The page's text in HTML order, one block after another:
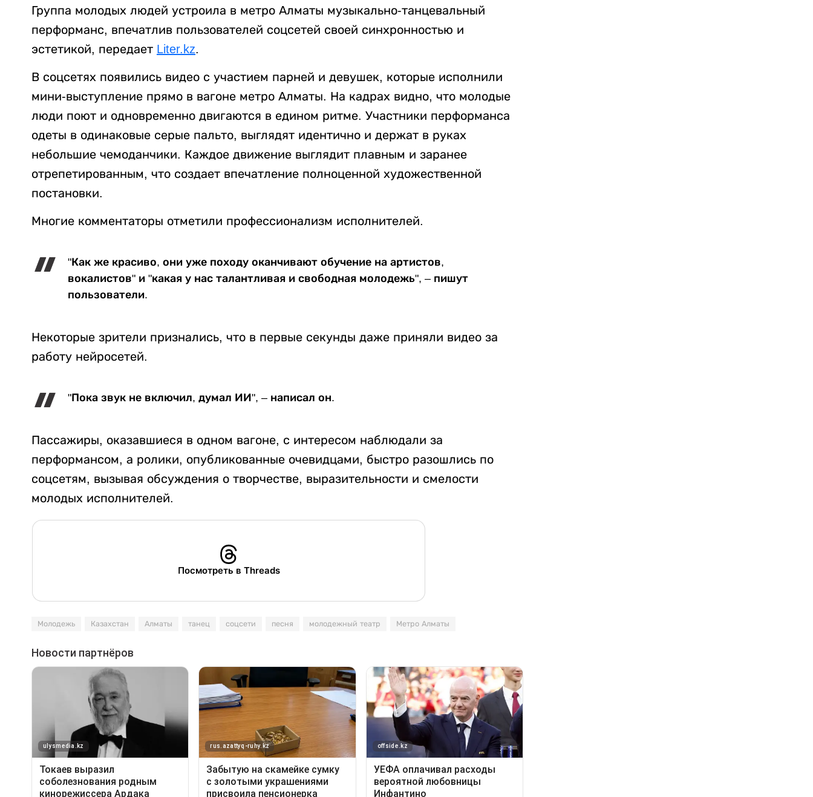
Группа молодых людей устроила в метро Алматы музыкально-танцевальный
перформанс, впечатлив пользователей соцсетей своей синхронностью и
эстетикой, передает Liter.kz.
В соцсетях появились видео с участием парней и девушек, которые исполнили
мини-выступление прямо в вагоне метро Алматы. На кадрах видно, что молодые
люди поют и одновременно двигаются в едином ритме. Участники перформанса
одеты в одинаковые серые пальто, выглядят идентично и держат в руках
небольшие чемоданчики. Каждое движение выглядит плавным и заранее
отрепетированным, что создает впечатление полноценной художественной
постановки.
Многие комментаторы отметили профессионализм исполнителей.
"Как же красиво, они уже походу оканчивают обучение на артистов,
вокалистов" и "какая у нас талантливая и свободная молодежь", – пишут
пользователи.
Некоторые зрители признались, что в первые секунды даже приняли видео за
работу нейросетей.
"Пока звук не включил, думал ИИ", – написал он.
Пассажиры, оказавшиеся в одном вагоне, с интересом наблюдали за
перформансом, а ролики, опубликованные очевидцами, быстро разошлись по
соцсетям, вызывая обсуждения о творчестве, выразительности и смелости
молодых исполнителей.
Посмотреть в Threads
Молодежь Казахстан Алматы танец соцсети песня молодежный театр Метро Алматы